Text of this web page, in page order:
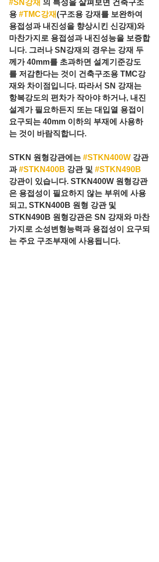
#SN강재 의 특성을 살펴보면 건축구조
용 #TMC강재(구조용 강재를 보완하여
용접성과 내진성을 향상시킨 신강재)와
마찬가지로 용접성과 내진성능을 보증합
니다. 그러나 SN강재의 경우는 강재 두
께가 40mm를 초과하면 설계기준강도
를 저감한다는 것이 건축구조용 TMC강
재와 차이점입니다. 따라서 SN 강재는
항복강도의 편차가 작아야 하거나, 내진
설계가 필요하든지 또는 대입열 용접이
요구되는 40mm 이하의 부재에 사용하
는 것이 바람직합니다.
STKN 원형강관에는 #STKN400W 강관
과 #STKN400B 강관 및 #STKN490B
강관이 있습니다. STKN400W 원형강관
은 용접성이 필요하지 않는 부위에 사용
되고, STKN400B 원형 강관 및
STKN490B 원형강관은 SN 강재와 마찬
가지로 소성변형능력과 용접성이 요구되
는 주요 구조부재에 사용됩니다.